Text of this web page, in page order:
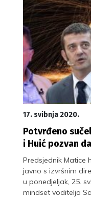
17. svibnja 2020.
Potvrđeno
i Huić pozvan
Predsjednik Matice
javno s izvršnim
u ponedjeljak, 25.
mindset voditelja